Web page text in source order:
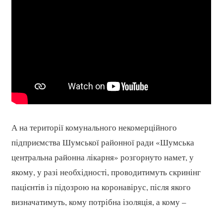
А на території комунального некомерційного
підприємства Шумської районної ради «Шумська
центральна районна лікарня» розгорнуто намет, у
якому, у разі необхідності, проводитимуть скринінг
пацієнтів із підозрою на коронавірус, після якого
визначатимуть, кому потрібна ізоляція, а кому –